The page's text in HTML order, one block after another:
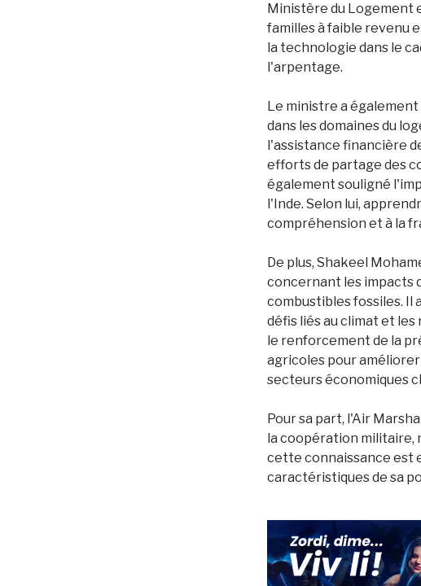
Ministère du Logement
familles à faible revenu
la technologie dans le
l'arpentage.
Le ministre a
dans les domaines du
l'assistance financière
efforts de partage des
également souligné
l'Inde. Selon lui,
compréhension et à la
De plus, Shakeel
concernant les impacts
combustibles fossiles. Il
défis liés au climat et
le renforcement de la
agricoles pour
secteurs économiques
Pour sa part, l'Air
la coopération militaire,
cette connaissance est
caractéristiques de sa